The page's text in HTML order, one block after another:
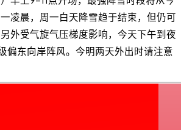
凌晨，周一白天降雪趋于结束，但仍可
外受气旋气压梯度影响，今天下午到夜
偏东向岸阵风。今明两天外出时请注意